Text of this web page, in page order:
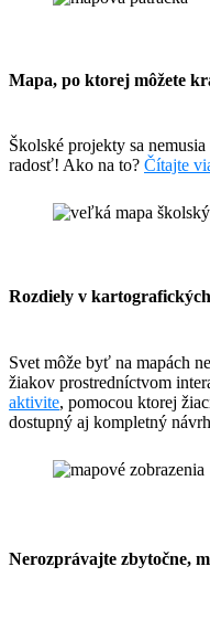
Mapa, po ktorej môžete
Školské projekty sa
radosť! Ako na to? Čítajte
Rozdiely v
Svet môže byť na mapách
žiakov prostredníctvom
aktivite, pomocou ktorej
dostupný aj kompletný
Nerozprávajte zbytočne,